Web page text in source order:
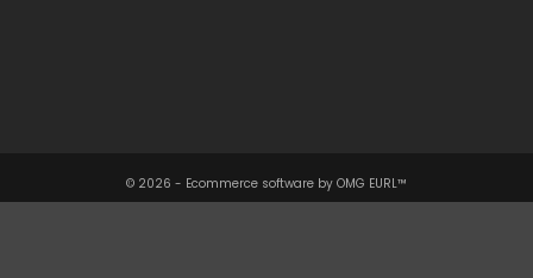
© 2026 - Ecommerce software by OMG EURL™